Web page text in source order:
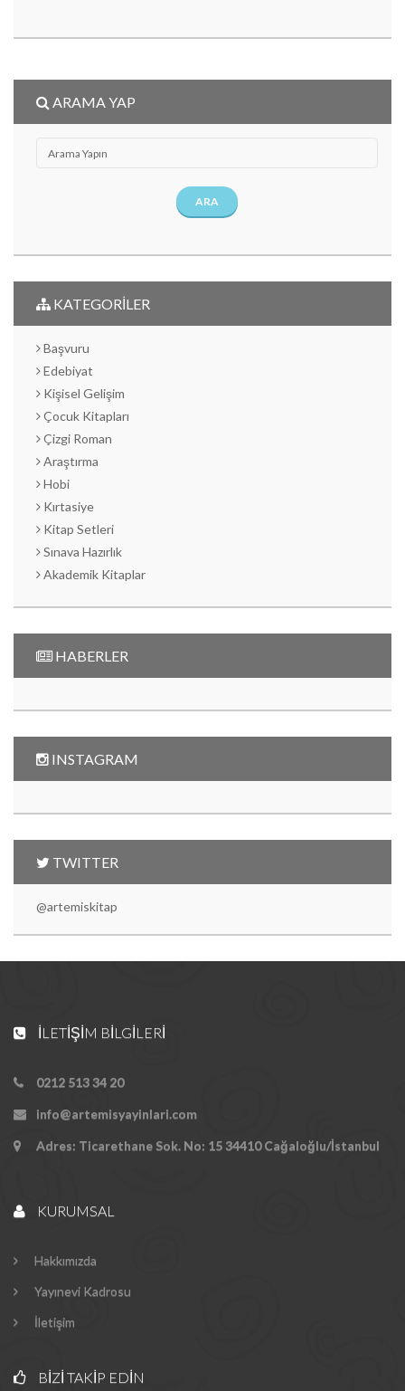
ARAMA YAP
ARA
KATEGORİLER
Başvuru
Edebiyat
Kişisel Gelişim
Çocuk Kitapları
Çizgi Roman
Araştırma
Hobi
Kırtasiye
Kitap Setleri
Sınava Hazırlık
Akademik Kitaplar
HABERLER
INSTAGRAM
TWITTER
@artemiskitap
İLETIŞIM BILGILERI
0212 513 34 20
info@artemisyayinlari.com
Adres: Ticarethane Sok. No: 15 34410 Cağaloğlu/İstanbul
KURUMSAL
Hakkımızda
Yayınevi Kadrosu
İletişim
BIZI TAKIP EDIN